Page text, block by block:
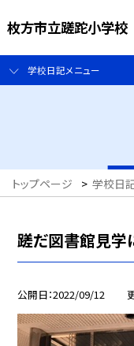
枚方市立蹉跎小学校
学校日記メニュー
トップページ > 学校日
蹉だ図書館見学に
公開日 2022/09/12